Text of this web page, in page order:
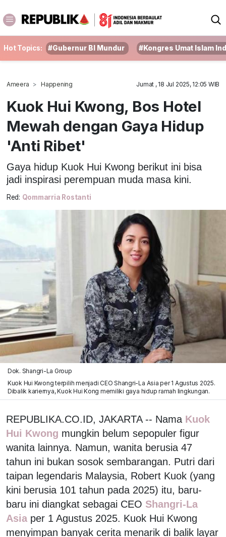
Hot Topics: #Gubernur BI Mundur #Kongres Umat Islam
Ameera Happening Jumat , 18 Jul 2025, 12:05 WIB
Kuok Hui Kwong, Bos Hotel
Mewah dengan Gaya Hidup
'Anti Ribet'
Gaya hidup Kuok Hui Kwong berikut ini bisa
jadi inspirasi perempuan muda masa kini.
Red: Qommarria Rostanti
Dok. Shangri-La Group
Kuok Hui Kwong terpilih menjadi CEO Shangri-La Asia per 1 Agustus 2025.
Dibalik kariernya, Kuok Hui Kong memiliki gaya hidup ramah lingkungan.
REPUBLIKA.CO.ID, JAKARTA -- Nama Kuok
Hui Kwong mungkin belum sepopuler figur
wanita lainnya. Namun, wanita berusia 47
tahun ini bukan sosok sembarangan. Putri dari
taipan legendaris Malaysia, Robert Kuok (yang
kini berusia 101 tahun pada 2025) itu, baru-
baru ini diangkat sebagai CEO Shangri-La
Asia per 1 Agustus 2025. Kuok Hui Kwong
menyimpan banyak cerita menarik di balik layar